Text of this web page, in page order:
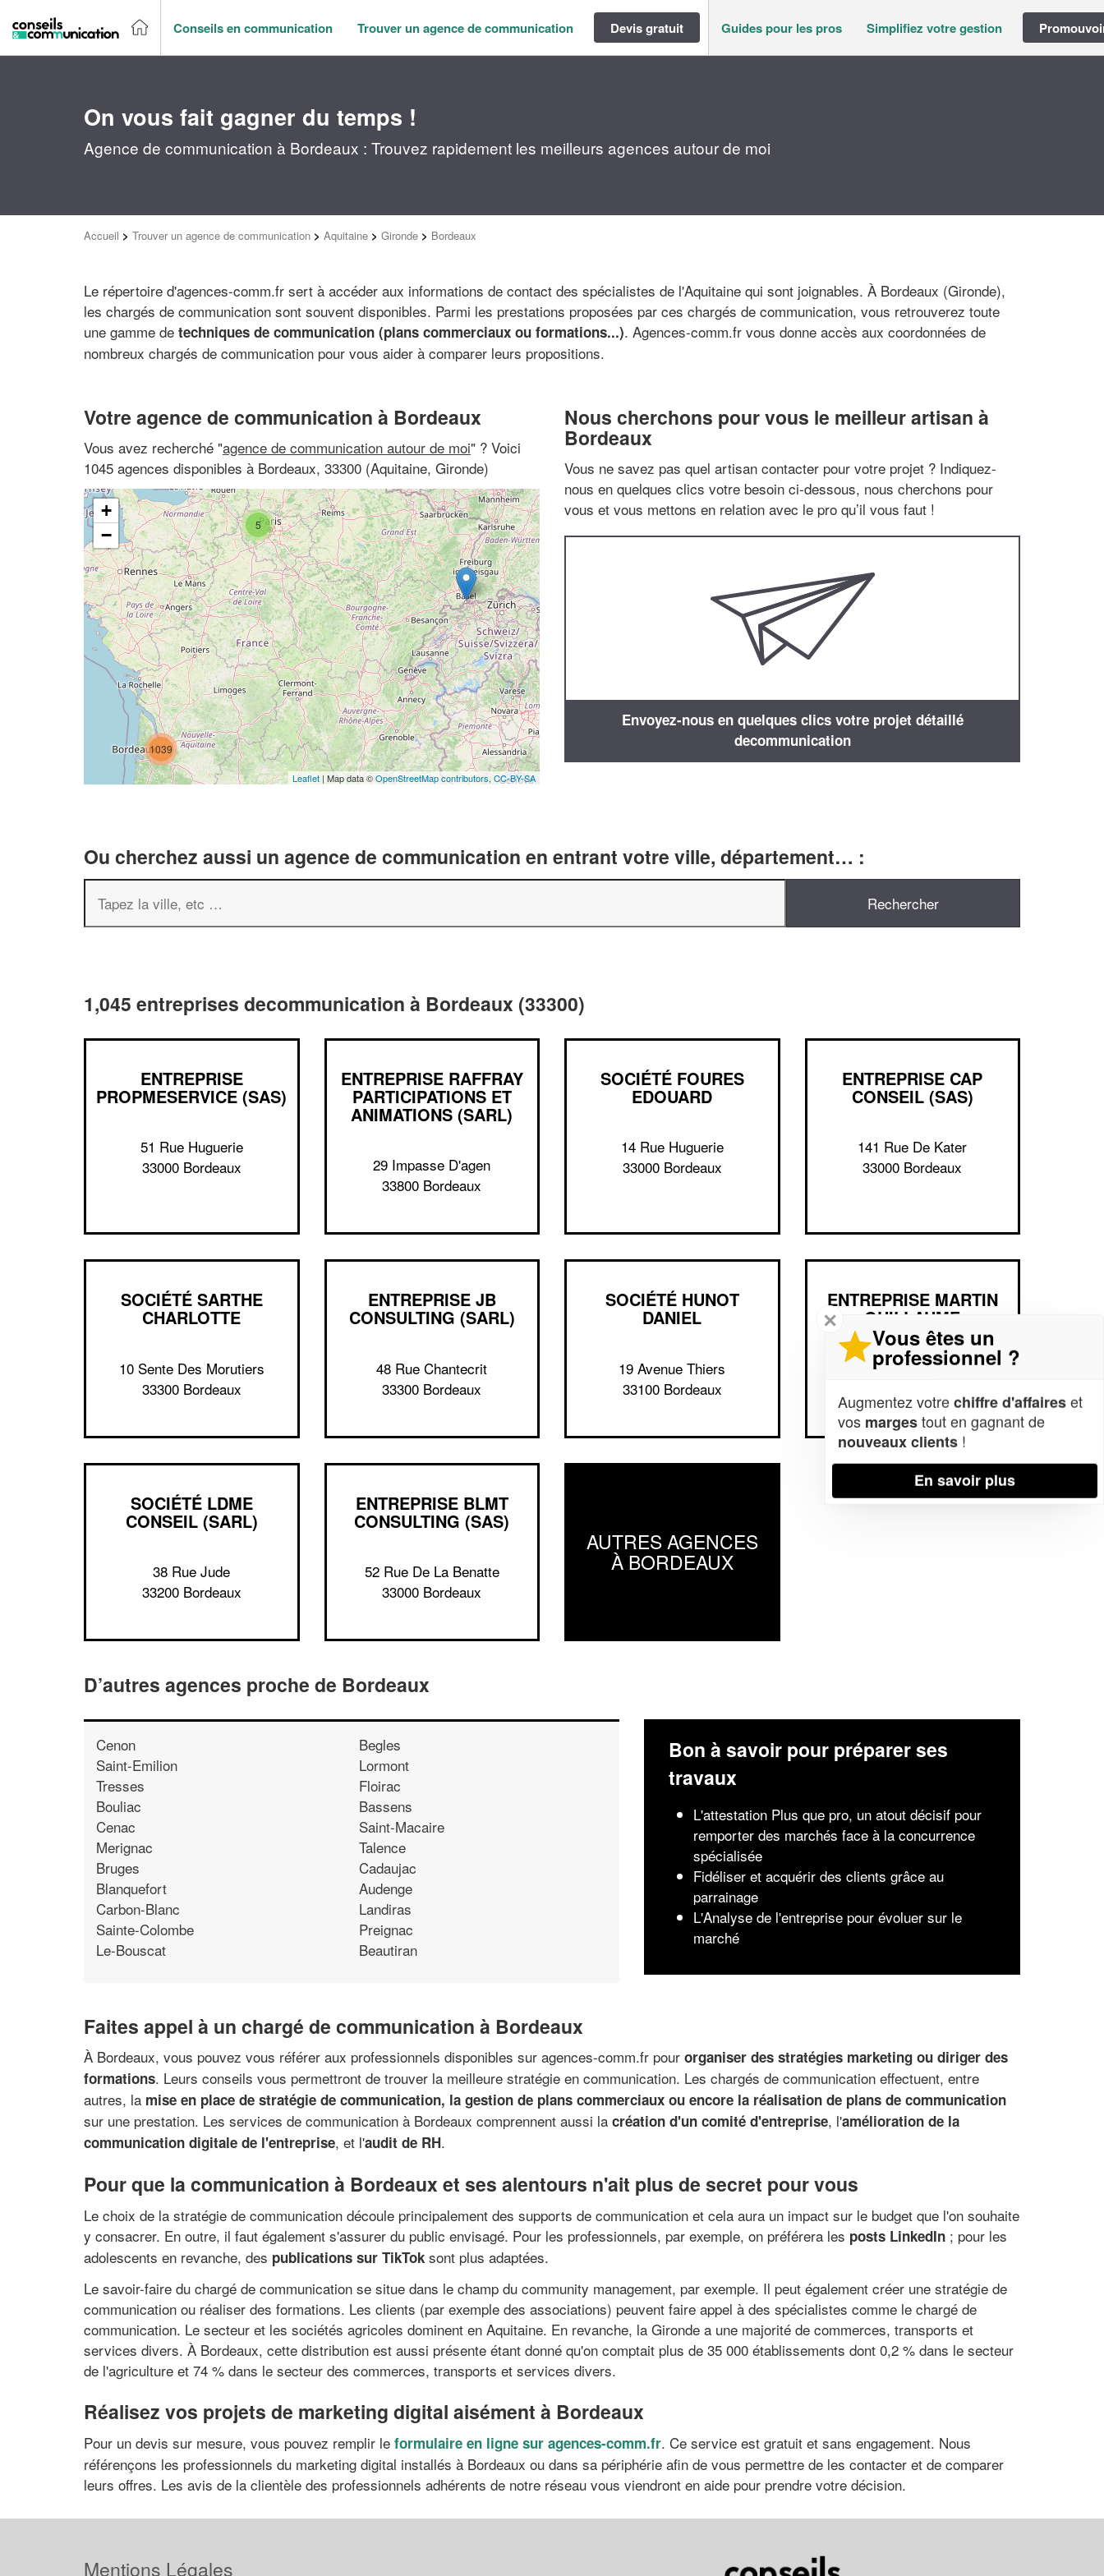
Conseils en communication Trouver un agence de communication Devis gratuit Guides pour les pros Simplifiez votre gestion
On vous fait gagner du temps !
Agence de communication à Bordeaux : Trouvez rapidement les meilleurs agences autour de moi
Accueil > Trouver un agence de communication > Aquitaine > Gironde > Bordeaux
Le répertoire d'agences-comm.fr sert à accéder aux informations de contact des spécialistes de l'Aquitaine qui sont joignables. À Bordeaux (Gironde),
les chargés de communication sont souvent disponibles. Parmi les prestations proposées par ces chargés de communication, vous retrouverez toute
une gamme de techniques de communication (plans commerciaux ou formations...). Agences-comm.fr vous donne accès aux coordonnées de
nombreux chargés de communication pour vous aider à comparer leurs propositions.
Votre agence de communication à Bordeaux
Vous avez recherché "agence de communication autour de moi" ? Voici
1045 agences disponibles à Bordeaux, 33300 (Aquitaine, Gironde)
5
1039
+
−
Leaflet | Map data ©OpenStreetMap contributors,CC-BY-SA
Nous cherchons pour vous le meilleur artisan à
Bordeaux
Vous ne savez pas quel artisan contacter pour votre projet ? Indiquez-
nous en quelques clics votre besoin ci-dessous, nous cherchons pour
vous et vous mettons en relation avec le pro qu’il vous faut !
Envoyez-nous en quelques clics votre projet détaillé
decommunication
Ou cherchez aussi un agence de communication en entrant votre ville, département… :
1,045 entreprises decommunication à Bordeaux (33300)
ENTREPRISE
PROPMESERVICE (SAS)
51 Rue Huguerie
33000 Bordeaux
ENTREPRISE RAFFRAY
PARTICIPATIONS ET
ANIMATIONS (SARL)
29 Impasse D'agen
33800 Bordeaux
SOCIÉTÉ FOURES
EDOUARD
14 Rue Huguerie
33000 Bordeaux
ENTREPRISE CAP
CONSEIL (SAS)
141 Rue De Kater
33000 Bordeaux
SOCIÉTÉ SARTHE
CHARLOTTE
10 Sente Des Morutiers
33300 Bordeaux
ENTREPRISE JB
CONSULTING (SARL)
48 Rue Chantecrit
33300 Bordeaux
SOCIÉTÉ HUNOT
DANIEL
19 Avenue Thiers
33100 Bordeaux
ENTREPRISE MARTIN
GUILLAUME
60 Cours De La Marne
SOCIÉTÉ LDME
CONSEIL (SARL)
38 Rue Jude
33200 Bordeaux
ENTREPRISE BLMT
CONSULTING (SAS)
52 Rue De La Benatte
33000 Bordeaux
AUTRES AGENCES
À BORDEAUX
D’autres agences proche de Bordeaux
Cenon
Saint-Emilion
Tresses
Bouliac
Cenac
Merignac
Bruges
Blanquefort
Carbon-Blanc
Sainte-Colombe
Le-Bouscat
Begles
Lormont
Floirac
Bassens
Saint-Macaire
Talence
Cadaujac
Audenge
Landiras
Preignac
Beautiran
Bon à savoir pour préparer ses
travaux
L'attestation Plus que pro, un atout décisif pour
remporter des marchés face à la concurrence
spécialisée
Fidéliser et acquérir des clients grâce au
parrainage
L'Analyse de l'entreprise pour évoluer sur le
marché
Faites appel à un chargé de communication à Bordeaux
À Bordeaux, vous pouvez vous référer aux professionnels disponibles sur agences-comm.fr pour organiser des stratégies marketing ou diriger des
formations. Leurs conseils vous permettront de trouver la meilleure stratégie en communication. Les chargés de communication effectuent, entre
autres, la mise en place de stratégie de communication, la gestion de plans commerciaux ou encore la réalisation de plans de communication
sur une prestation. Les services de communication à Bordeaux comprennent aussi la création d'un comité d'entreprise, l'amélioration de la
communication digitale de l'entreprise, et l'audit de RH.
Pour que la communication à Bordeaux et ses alentours n'ait plus de secret pour vous
Le choix de la stratégie de communication découle principalement des supports de communication et cela aura un impact sur le budget que l'on souhaite
y consacrer. En outre, il faut également s'assurer du public envisagé. Pour les professionnels, par exemple, on préférera les posts LinkedIn ; pour les
adolescents en revanche, des publications sur TikTok sont plus adaptées.
Le savoir-faire du chargé de communication se situe dans le champ du community management, par exemple. Il peut également créer une stratégie de
communication ou réaliser des formations. Les clients (par exemple des associations) peuvent faire appel à des spécialistes comme le chargé de
communication. Le secteur et les sociétés agricoles dominent en Aquitaine. En revanche, la Gironde a une majorité de commerces, transports et
services divers. À Bordeaux, cette distribution est aussi présente étant donné qu'on comptait plus de 35 000 établissements dont 0,2 % dans le secteur
de l'agriculture et 74 % dans le secteur des commerces, transports et services divers.
Réalisez vos projets de marketing digital aisément à Bordeaux
Pour un devis sur mesure, vous pouvez remplir le formulaire en ligne sur agences-comm.fr. Ce service est gratuit et sans engagement. Nous
référençons les professionnels du marketing digital installés à Bordeaux ou dans sa périphérie afin de vous permettre de les contacter et de comparer
leurs offres. Les avis de la clientèle des professionnels adhérents de notre réseau vous viendront en aide pour prendre votre décision.
✕
Vous êtes un
professionnel ?
Augmentez votrechiffre d'affaireset
vos margestout en gagnant de
nouveaux clients !
En savoir plus
Mentions Légales